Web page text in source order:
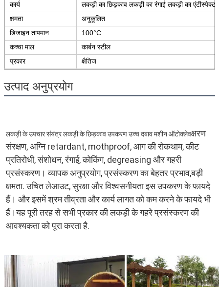
कार्य
लकड़ी का छिड़काव लकड़ी का रंगाई लकड़ी का एंटीस्पेक्ट
क्षमता
अनुकूलित
डिजाइन तापमान
100°C
कच्चा माल
कार्बन स्टील
प्रकार
क्षैतिज
उत्पाद अनुप्रयोग
लकड़ी के उपचार संयंत्र लकड़ी के छिड़काव उपकरण उच्च दबाव मशीन ऑटोक्लेवक्षरण
संरक्षण, अग्नि retardant, mothproof, आग की रोकथाम, कीट
प्रतिरोधी, संशोधन, रंगाई, कोकिंग, degreasing और गहरी
प्रसंस्करण। व्यापक अनुप्रयोग, प्रसंस्करण का बेहतर प्रभाव,बड़ी
क्षमता. उचित लेआउट, सुरक्षा और विश्वसनीयता इस उपकरण के फायदे
हैं। और इसमें श्रम तीव्रता और कार्य लागत को कम करने के फायदे भी
हैं।यह पूरी तरह से सभी प्रकार की लकड़ी के गहरे प्रसंस्करण की
आवश्यकता को पूरा करता है.